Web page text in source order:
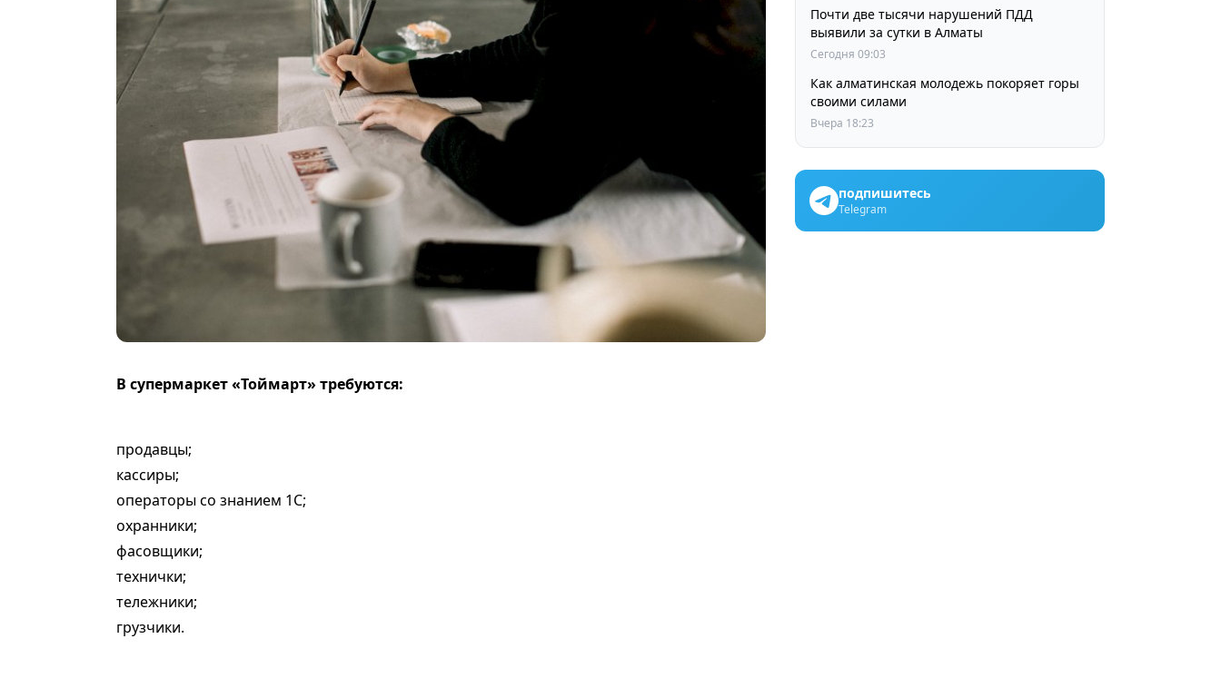
В супермаркет «Тоймарт» требуются:
продавцы;
кассиры;
операторы со знанием 1С;
охранники;
фасовщики;
технички;
тележники;
грузчики.
Почти две тысячи нарушений ПДД
выявили за сутки в Алматы
Сегодня 09:03
Как алматинская молодежь покоряет горы
своими силами
Вчера 18:23
подпишитесь
Telegram